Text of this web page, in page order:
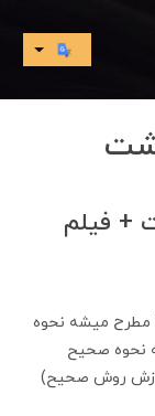
+ فیلم
مطرح میشه نحوه
نحوه صحیح
روش صحیح)